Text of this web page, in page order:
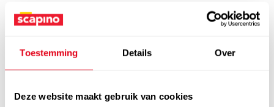
Toestemming Details Over
Deze website maakt gebruik van cookies